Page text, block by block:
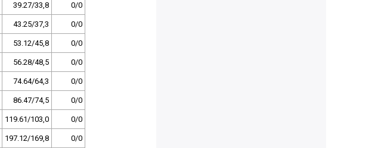
39.27/33,8 0/0
43.25/37,3 0/0
53.12/45,8 0/0
56.28/48,5 0/0
74.64/64,3 0/0
86.47/74,5 0/0
119.61/103,0 0/0
197.12/169,8 0/0